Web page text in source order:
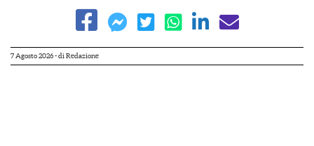
7 Agosto 2026- di Redazione